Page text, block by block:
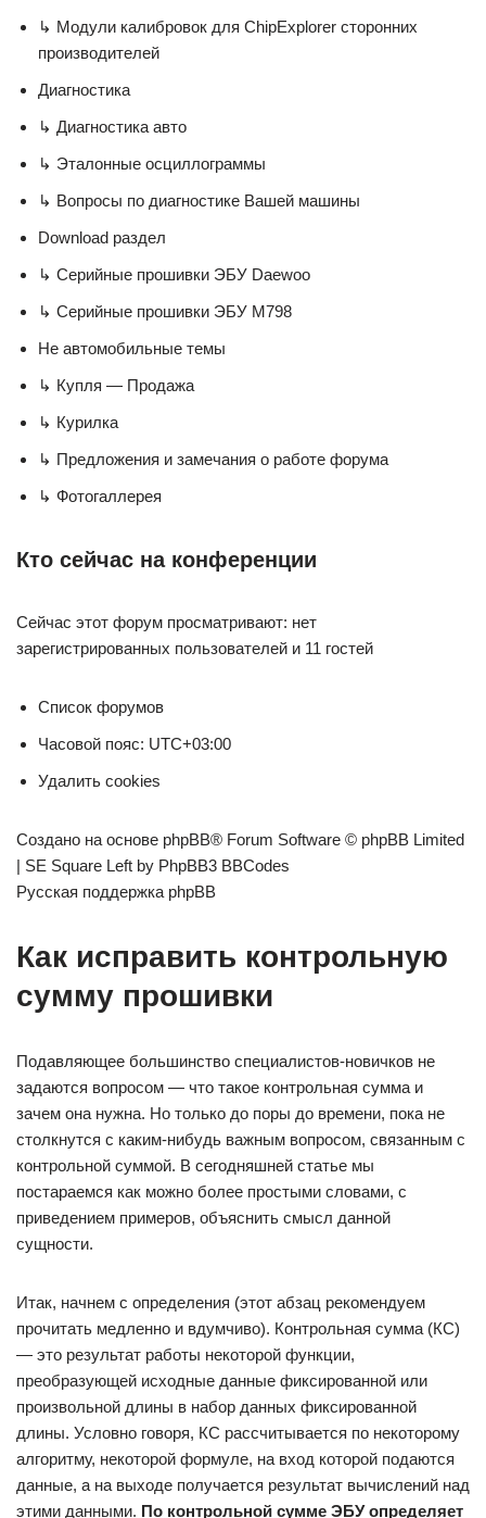
↳ Модули калибровок для ChipExplorer сторонних
производителей
Диагностика
↳ Диагностика авто
↳ Эталонные осциллограммы
↳ Вопросы по диагностике Вашей машины
Download раздел
↳ Серийные прошивки ЭБУ Daewoo
↳ Серийные прошивки ЭБУ M798
Не автомобильные темы
↳ Купля — Продажа
↳ Курилка
↳ Предложения и замечания о работе форума
↳ Фотогаллерея
Кто сейчас на конференции
Сейчас этот форум просматривают: нет
зарегистрированных пользователей и 11 гостей
Список форумов
Часовой пояс: UTC+03:00
Удалить cookies
Создано на основе phpBB® Forum Software © phpBB Limited
| SE Square Left by PhpBB3 BBCodes
Русская поддержка phpBB
Как исправить контрольную
сумму прошивки
Подавляющее большинство специалистов-новичков не
задаются вопросом — что такое контрольная сумма и
зачем она нужна. Но только до поры до времени, пока не
столкнутся с каким-нибудь важным вопросом, связанным с
контрольной суммой. В сегодняшней статье мы
постараемся как можно более простыми словами, с
приведением примеров, объяснить смысл данной
сущности.
Итак, начнем с определения (этот абзац рекомендуем
прочитать медленно и вдумчиво). Контрольная сумма (КС)
— это результат работы некоторой функции,
преобразующей исходные данные фиксированной или
произвольной длины в набор данных фиксированной
длины. Условно говоря, КС рассчитывается по некоторому
алгоритму, некоторой формуле, на вход которой подаются
данные, а на выходе получается результат вычислений над
этими данными. По контрольной сумме ЭБУ определяет